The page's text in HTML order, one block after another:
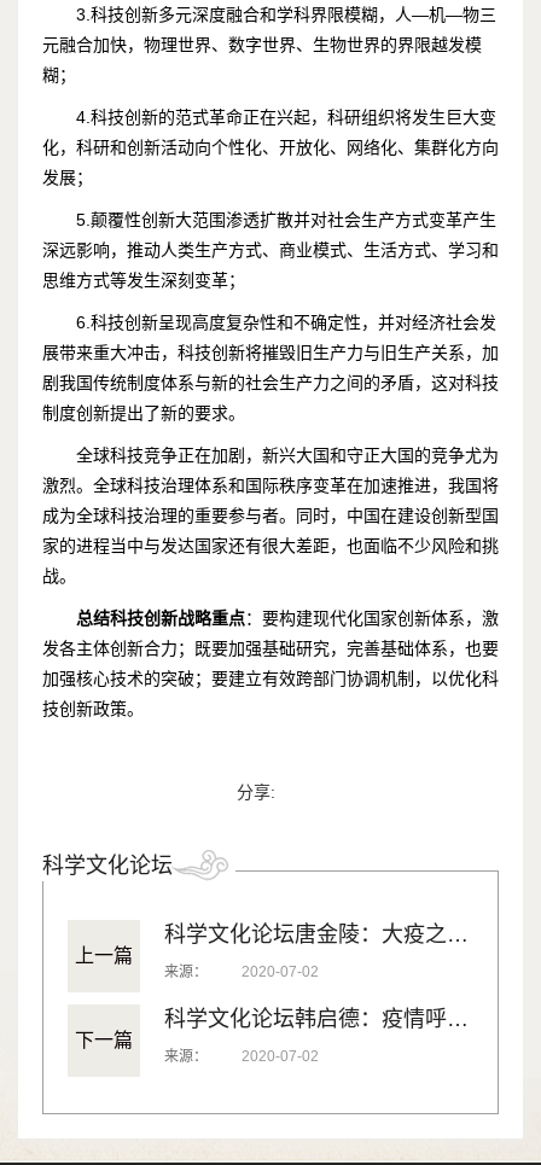
3.科技创新多元深度融合和学科界限模糊，人—机—物三
元融合加快，物理世界、数字世界、生物世界的界限越发模
糊；
4.科技创新的范式革命正在兴起，科研组织将发生巨大变
化，科研和创新活动向个性化、开放化、网络化、集群化方向
发展；
5.颠覆性创新大范围渗透扩散并对社会生产方式变革产生
深远影响，推动人类生产方式、商业模式、生活方式、学习和
思维方式等发生深刻变革；
6.科技创新呈现高度复杂性和不确定性，并对经济社会发
展带来重大冲击，科技创新将摧毁旧生产力与旧生产关系，加
剧我国传统制度体系与新的社会生产力之间的矛盾，这对科技
制度创新提出了新的要求。
全球科技竞争正在加剧，新兴大国和守正大国的竞争尤为
激烈。全球科技治理体系和国际秩序变革在加速推进，我国将
成为全球科技治理的重要参与者。同时，中国在建设创新型国
家的进程当中与发达国家还有很大差距，也面临不少风险和挑
战。
总结科技创新战略重点：要构建现代化国家创新体系，激
发各主体创新合力；既要加强基础研究，完善基础体系，也要
加强核心技术的突破；要建立有效跨部门协调机制，以优化科
技创新政策。
分享:
科学文化论坛
上一篇
科学文化论坛唐金陵：大疫之后的公共卫生
来源： 2020-07-02
下一篇
科学文化论坛韩启德：疫情呼唤加强科学文化建设
来源： 2020-07-02